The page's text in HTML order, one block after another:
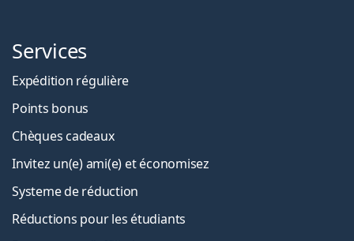
Services
Expédition régulière
Points bonus
Chèques cadeaux
Invitez un(e) ami(e) et économisez
Systeme de réduction
Réductions pour les étudiants